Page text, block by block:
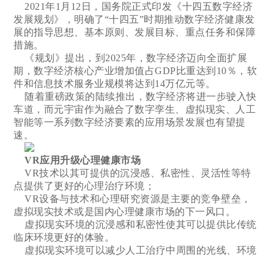
2021年1月12日，国务院正式印发《十四五数字经济
发展规划》，明确了“十四五”时期推动数字经济健康发
展的指导思想、基本原则、发展目标、重点任务和保障
措施。
《规划》提出，到2025年，数字经济迈向全面扩展
期，数字经济核心产业增加值占GDP比重达到10％，软
件和信息技术服务业规模将达到14万亿元等。
随着重磅政策的陆续推出，数字经济将进一步驶入快
车道，而元宇宙作为融合了数字孪生、虚拟现实、人工
智能等一系列数字经济要素的应用场景发展也有望提
速。
VR应用升级心理健康市场
VR技术以其可提供的沉浸感、私密性、灵活性等特
点提供了更好的心理治疗环境；
VR设备与技术和心理研究资源是主要的竞争壁垒，
虚拟现实技术或是国内心理健康市场的下一风口。
虚拟现实环境的沉浸感和私密性使其可以提供比传统
临床环境更好的体验。
虚拟现实环境可以减少人工治疗中周围的光线、环境